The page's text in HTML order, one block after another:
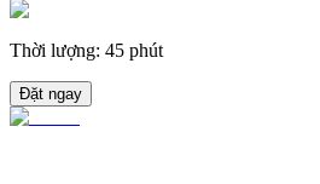
Thời lượng: 45 phút
Đặt ngay